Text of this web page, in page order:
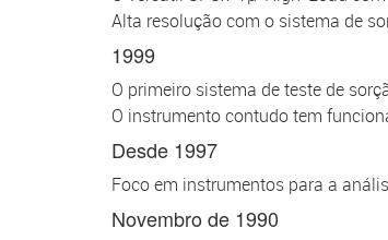
Alta resolução com o sistema de
1999
O primeiro sistema de teste de
O instrumento contudo tem
Desde 1997
Foco em instrumentos para a
Novembro de 1990